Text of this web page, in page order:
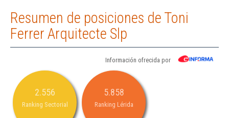
Resumen de posiciones de Toni
Ferrer Arquitecte Slp
Información ofrecida por
2.556
Ranking Sectorial
5.858
Ranking Lérida